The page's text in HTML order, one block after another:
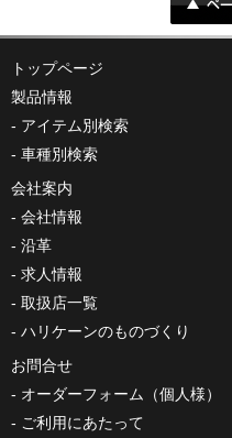
トップページ
製品情報
アイテム別検索
車種別検索
会社案内
会社情報
沿革
求人情報
取扱店一覧
ハリケーンのものづくり
お問合せ
オーダーフォーム（個人様）
ご利用にあたって